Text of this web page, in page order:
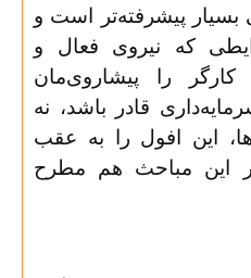
بسیار پیشرفته‌تر است و
که نیروی فعال و
را پیشاروی‌مان
قادر باشد، نه
این افول را به عقب
این مباحث هم مطرح